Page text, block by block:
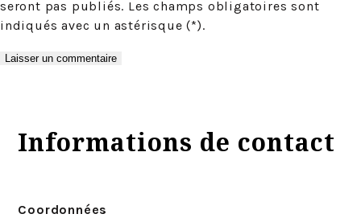
seront pas publiés. Les champs obligatoires sont
indiqués avec un astérisque (*).
Informations de contact
Coordonnées